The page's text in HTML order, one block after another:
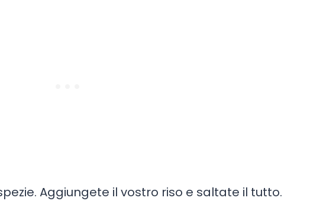
Aggiungete il vostro riso e saltate il tutto.